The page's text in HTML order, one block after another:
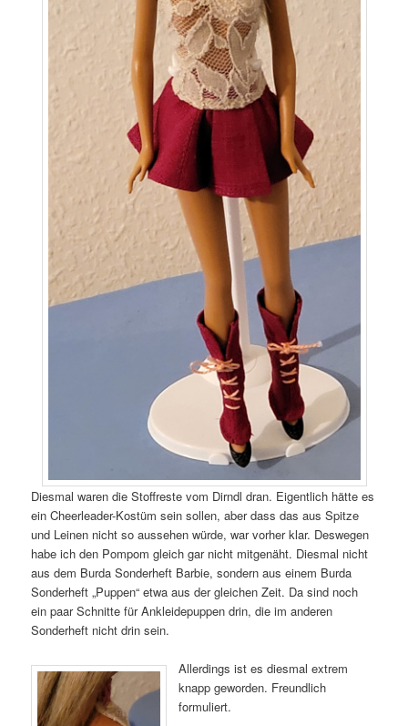
Diesmal waren die Stoffreste vom Dirndl dran. Eigentlich hätte es
ein Cheerleader-Kostüm sein sollen, aber dass das aus Spitze
und Leinen nicht so aussehen würde, war vorher klar. Deswegen
habe ich den Pompom gleich gar nicht mitgenäht. Diesmal nicht
aus dem Burda Sonderheft Barbie, sondern aus einem Burda
Sonderheft „Puppen“ etwa aus der gleichen Zeit. Da sind noch
ein paar Schnitte für Ankleidepuppen drin, die im anderen
Sonderheft nicht drin sein.
Allerdings ist es diesmal extrem
knapp geworden. Freundlich
formuliert.